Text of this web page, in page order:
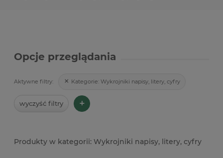
Opcje przeglądania
Aktywne filtry: Kategorie: Wykrojniki napisy, litery, cyfry
wyczyść filtry +
Wykrojniki napisy, litery, cyfry